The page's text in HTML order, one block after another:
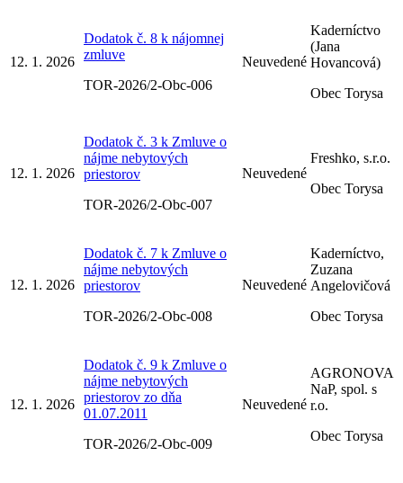
12. 1. 2026
Dodatok č. 8 k nájomnej
zmluve
TOR-2026/2-Obc-006
Neuvedené
Kaderníctvo
(Jana
Hovancová)
Obec Torysa
12. 1. 2026
Dodatok č. 3 k Zmluve o
nájme nebytových
priestorov
TOR-2026/2-Obc-007
Neuvedené
Freshko, s.r.o.
Obec Torysa
12. 1. 2026
Dodatok č. 7 k Zmluve o
nájme nebytových
priestorov
TOR-2026/2-Obc-008
Neuvedené
Kaderníctvo,
Zuzana
Angelovičová
Obec Torysa
12. 1. 2026
Dodatok č. 9 k Zmluve o
nájme nebytových
priestorov zo dňa
01.07.2011
TOR-2026/2-Obc-009
Neuvedené
AGRONOVA
NaP, spol. s
r.o.
Obec Torysa